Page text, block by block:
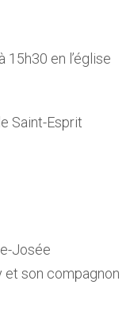
en l’église
Saint-Esprit
Josée
et son compagnon